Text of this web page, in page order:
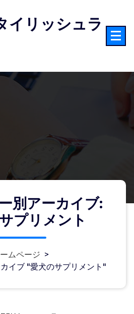
イリッシュラ
別アーカイブ:
プリメント
ムページ >
イブ "愛犬のサプリメント"
プリを与えています